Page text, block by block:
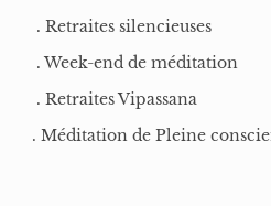
. Retraites silencieuses
. Week-end de méditation
. Retraites Vipassana
. Méditation de Pleine